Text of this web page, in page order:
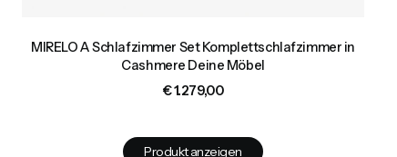
MIRELO A Schlafzimmer Set Komplettschlafzimmer in
Cashmere Deine Möbel
Preis
€ 1.279,00
Produkt anzeigen